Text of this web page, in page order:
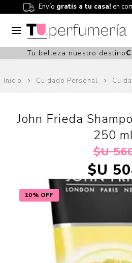
Envío gratis a tu casa! en
Tu belleza nuestro destino
Inicio Cuidado Personal
10% OFF
John Frieda
250
$U
$U